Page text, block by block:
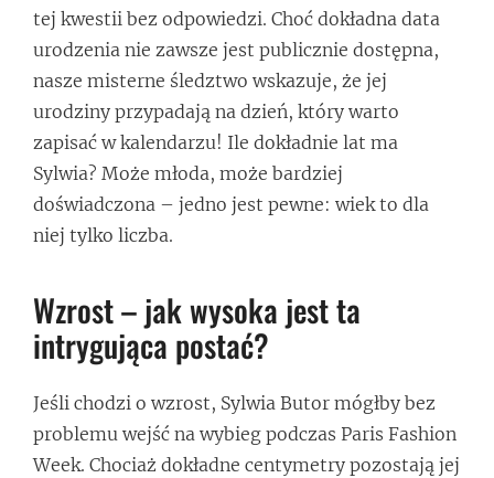
tej kwestii bez odpowiedzi. Choć dokładna data
urodzenia nie zawsze jest publicznie dostępna,
nasze misterne śledztwo wskazuje, że jej
urodziny przypadają na dzień, który warto
zapisać w kalendarzu! Ile dokładnie lat ma
Sylwia? Może młoda, może bardziej
doświadczona – jedno jest pewne: wiek to dla
niej tylko liczba.
Wzrost – jak wysoka jest ta
intrygująca postać?
Jeśli chodzi o wzrost, Sylwia Butor mógłby bez
problemu wejść na wybieg podczas Paris Fashion
Week. Chociaż dokładne centymetry pozostają jej